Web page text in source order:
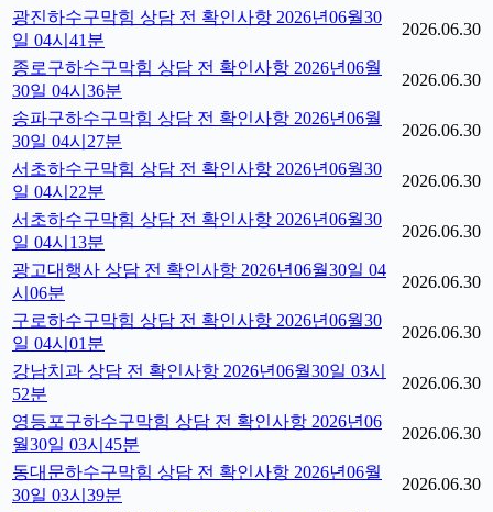
광진하수구막힘 상담 전 확인사항 2026년06월30
일 04시41분
2026.06.30
종로구하수구막힘 상담 전 확인사항 2026년06월
30일 04시36분
2026.06.30
송파구하수구막힘 상담 전 확인사항 2026년06월
30일 04시27분
2026.06.30
서초하수구막힘 상담 전 확인사항 2026년06월30
일 04시22분
2026.06.30
서초하수구막힘 상담 전 확인사항 2026년06월30
일 04시13분
2026.06.30
광고대행사 상담 전 확인사항 2026년06월30일 04
시06분
2026.06.30
구로하수구막힘 상담 전 확인사항 2026년06월30
일 04시01분
2026.06.30
강남치과 상담 전 확인사항 2026년06월30일 03시
52분
2026.06.30
영등포구하수구막힘 상담 전 확인사항 2026년06
월30일 03시45분
2026.06.30
동대문하수구막힘 상담 전 확인사항 2026년06월
30일 03시39분
2026.06.30